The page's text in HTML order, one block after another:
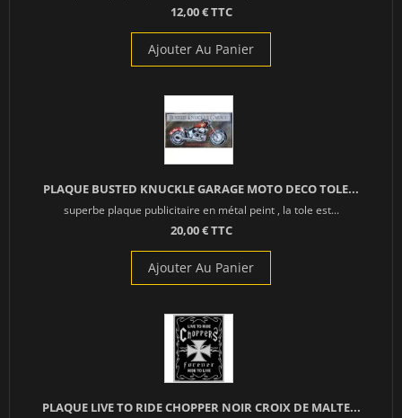
12,00 € TTC
Ajouter Au Panier
PLAQUE BUSTED KNUCKLE GARAGE MOTO DECO TOLE...
superbe plaque publicitaire en métal peint , la tole est...
20,00 € TTC
Ajouter Au Panier
PLAQUE LIVE TO RIDE CHOPPER NOIR CROIX DE MALTE...